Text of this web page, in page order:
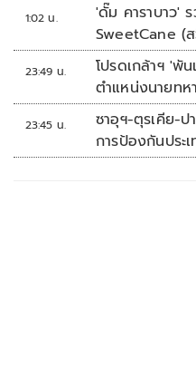
1:02 น.
'ดั๊ม คาราบาว'
SweetCane (
23:49 น.
โปรดเกล้าฯ 'พั
ตำแหน่งนายทห
'พลตรี'
23:45 น.
ซาอุฯ-ตุรเคีย-
การป้องกันประ